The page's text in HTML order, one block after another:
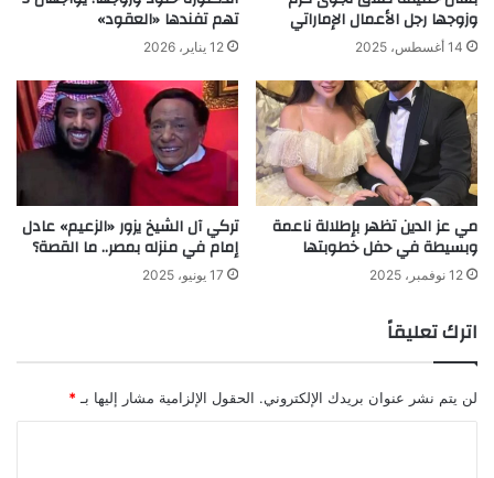
وزوجها رجل الأعمال الإماراتي
14 أغسطس، 2025
تهم تفندها «العقود»
12 يناير، 2026
مي عز الدين تظهر بإطلالة ناعمة
وبسيطة في حفل خطوبتها
12 نوفمبر، 2025
تركي آل الشيخ يزور «الزعيم» عادل
إمام في منزله بمصر.. ما القصة؟
17 يونيو، 2025
اترك تعليقاً
لن يتم نشر عنوان بريدك الإلكتروني. الحقول الإلزامية مشار إليها بـ *